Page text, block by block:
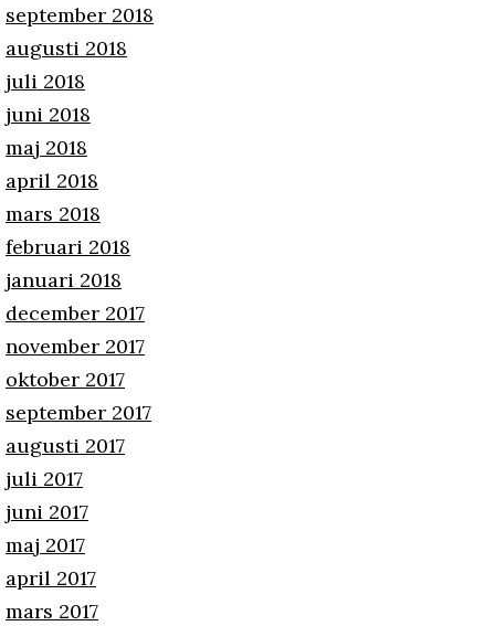
september 2018
augusti 2018
juli 2018
juni 2018
maj 2018
april 2018
mars 2018
februari 2018
januari 2018
december 2017
november 2017
oktober 2017
september 2017
augusti 2017
juli 2017
juni 2017
maj 2017
april 2017
mars 2017